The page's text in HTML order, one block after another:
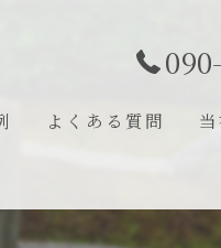
よくある質問